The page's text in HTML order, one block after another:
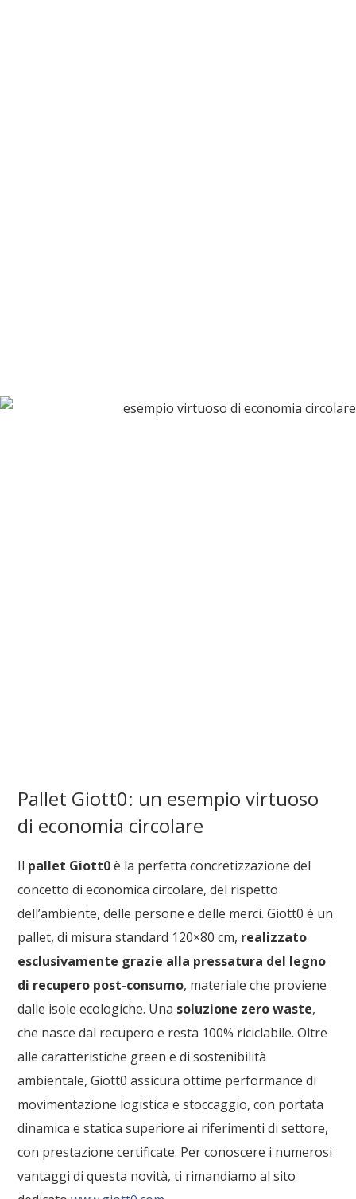
Pallet Giott0: un esempio virtuoso
di economia circolare
Il pallet Giott0è la perfetta concretizzazione del
concetto di economica circolare, del rispetto
dell’ambiente, delle persone e delle merci. Giott0 è un
pallet, di misura standard 120×80 cm, realizzato
esclusivamente grazie alla pressatura del legno
di recupero post-consumo, materiale che proviene
dalle isole ecologiche. Una soluzione zero waste,
che nasce dal recupero e resta 100% riciclabile. Oltre
alle caratteristiche green e di sostenibilità
ambientale, Giott0 assicura ottime performance di
movimentazione logistica e stoccaggio, con portata
dinamica e statica superiore ai riferimenti di settore,
con prestazione certificate. Per conoscere i numerosi
vantaggi di questa novità, ti rimandiamo al sito